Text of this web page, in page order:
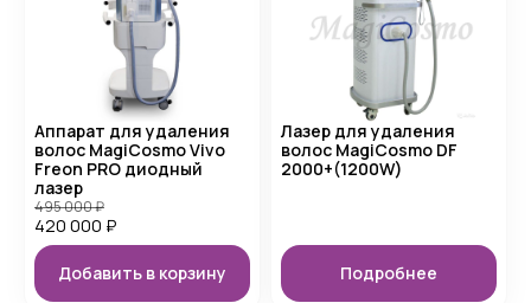
Аппарат для удаления
волос MagiCosmo Vivo
Freon PRO диодный
лазер
420 000 ₽
495 000₽
Добавить в корзину
Лазер для удаления
волос MagiCosmo DF
2000+(1200W)
Подробнее